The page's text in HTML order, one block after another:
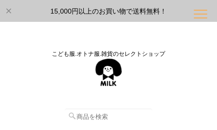
15,000円以上のお買い物で送料無料！
こども服.オトナ服.雑貨のセレクトショップ